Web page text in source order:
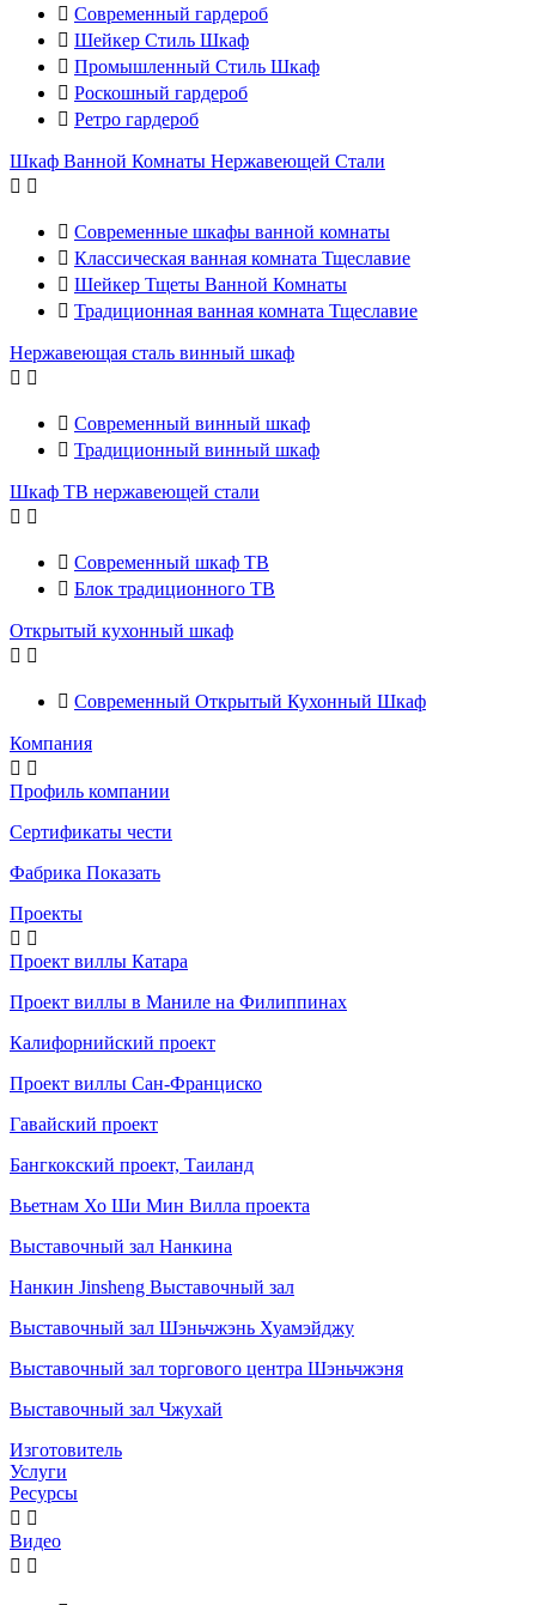
 Современный гардероб
 Шейкер Стиль Шкаф
 Промышленный Стиль Шкаф
 Роскошный гардероб
 Ретро гардероб
Шкаф Ванной Комнаты Нержавеющей Стали
 
 Современные шкафы ванной комнаты
 Классическая ванная комната Тщеславие
 Шейкер Тщеты Ванной Комнаты
 Традиционная ванная комната Тщеславие
Нержавеющая сталь винный шкаф
 
 Современный винный шкаф
 Традиционный винный шкаф
Шкаф ТВ нержавеющей стали
 
 Современный шкаф ТВ
 Блок традиционного ТВ
Открытый кухонный шкаф
 
 Современный Открытый Кухонный Шкаф
Компания
 
Профиль компании
Сертификаты чести
Фабрика Показать
Проекты
 
Проект виллы Катара
Проект виллы в Маниле на Филиппинах
Калифорнийский проект
Проект виллы Сан-Франциско
Гавайский проект
Бангкокский проект, Таиланд
Вьетнам Хо Ши Мин Вилла проекта
Выставочный зал Нанкина
Нанкин Jinsheng Выставочный зал
Выставочный зал Шэньчжэнь Хуамэйджу
Выставочный зал торгового центра Шэньчжэня
Выставочный зал Чжухай
Изготовитель
Услуги
Ресурсы
 
Видео
 